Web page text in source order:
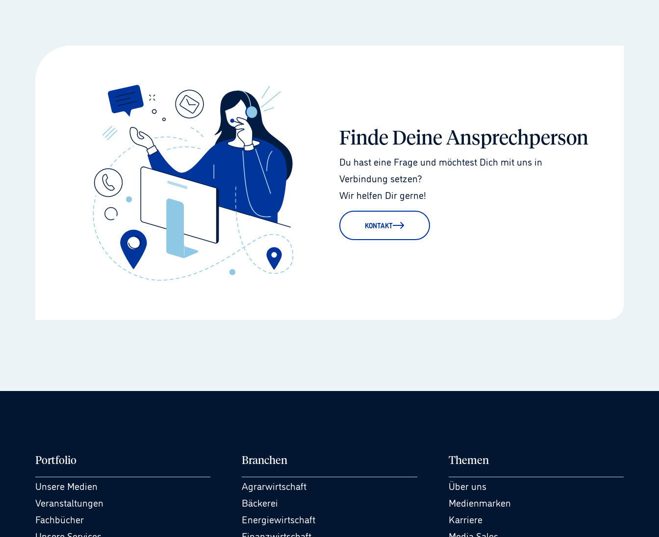
Finde Deine Ansprechperson
Du hast eine Frage und möchtest Dich mit uns in
Verbindung setzen?
Wir helfen Dir gerne!
KONTAKT
Portfolio
Unsere Medien
Veranstaltungen
Fachbücher
Branchen
Agrarwirtschaft
Bäckerei
Energiewirtschaft
Themen
Über uns
Medienmarken
Karriere